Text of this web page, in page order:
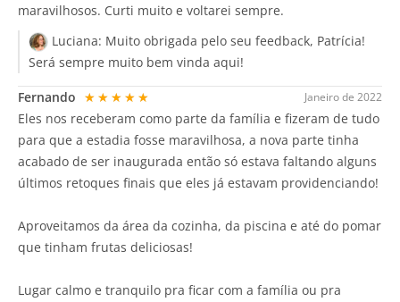
maravilhosos. Curti muito e voltarei sempre.
Luciana: Muito obrigada pelo seu feedback, Patrícia!
Será sempre muito bem vinda aqui!
Janeiro de 2022
Fernando ★★★★★
Eles nos receberam como parte da família e fizeram de tudo
para que a estadia fosse maravilhosa, a nova parte tinha
acabado de ser inaugurada então só estava faltando alguns
últimos retoques finais que eles já estavam providenciando!
Aproveitamos da área da cozinha, da piscina e até do pomar
que tinham frutas deliciosas!
Lugar calmo e tranquilo pra ficar com a família ou pra